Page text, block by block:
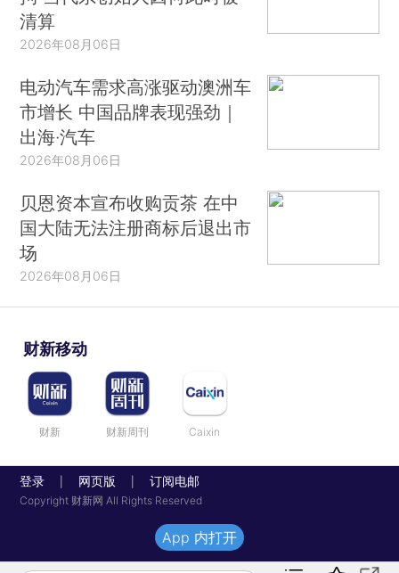
清算
2026年08月06日
电动汽车需求高涨驱动澳洲车
市增长 中国品牌表现强劲｜
出海·汽车
2026年08月06日
贝恩资本宣布收购贡茶 在中
国大陆无法注册商标后退出市
场
2026年08月06日
财新移动
财新 财新周刊 Caixin
登录 网页版 订阅电邮
Copyright 财新网 All Rights Reserved
App 内打开